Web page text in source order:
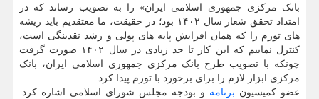
بانک مرکزی جمهوری اسلامی ایران» را به تصویب رساند که در
امتداد تحقق شعار سال ۱۴۰۲ بود؛ در حقیقت، ما معتقدیم باید ریشه
های تورم را که همان افزایش پایه های پولی و رشد نقدینگی است،
کنترل نماییم که این کار تا حد زیادی در سال ۱۴۰۲ صورت گرفت
چونکه با تصویب طرح بانک مرکزی جمهوری اسلامی ایران، بانک
مرکزی ابزار لازم را برای برخورد با تورم پیدا کرد.
عضو کمیسیون برنامه و بودجه مجلس شورای اسلامی اشاره کرد: